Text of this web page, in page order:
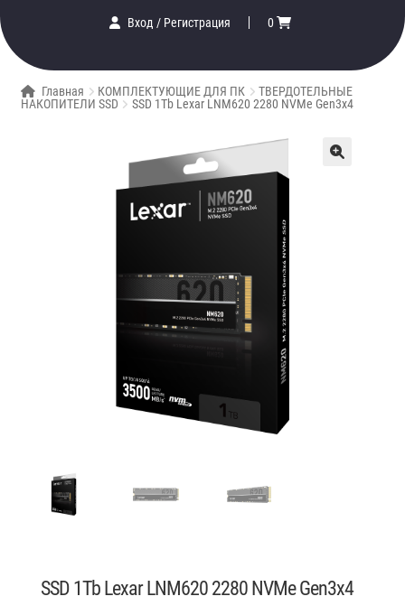
Вход/ Регистрация 0
Главная КОМПЛЕКТУЮЩИЕ ДЛЯ ПК
ТВЕРДОТЕЛЬНЫЕ
НАКОПИТЕЛИ SSD
SSD 1Tb Lexar LNM620 2280 NVMe Gen3x4
SSD 1Tb Lexar LNM620 2280 NVMe Gen3x4